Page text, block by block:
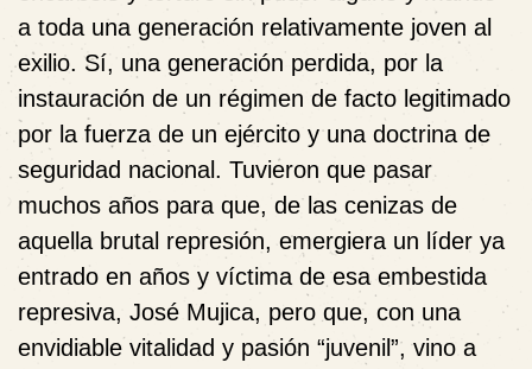
a toda una generación relativamente joven al
exilio. Sí, una generación perdida, por la
instauración de un régimen de facto legitimado
por la fuerza de un ejército y una doctrina de
seguridad nacional. Tuvieron que pasar
muchos años para que, de las cenizas de
aquella brutal represión, emergiera un líder ya
entrado en años y víctima de esa embestida
represiva, José Mujica, pero que, con una
envidiable vitalidad y pasión “juvenil”, vino a